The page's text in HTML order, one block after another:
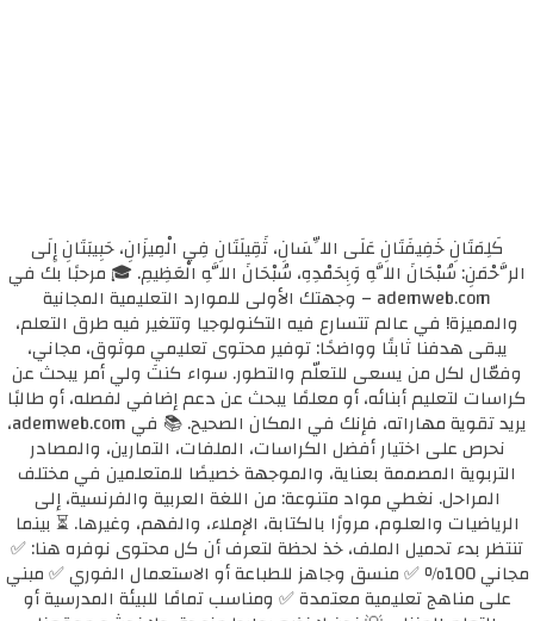
كَلِمَتَانِ خَفِيفَتَانِ عَلَى اللِّسَانِ، ثَقِيلَتَانِ فِي الْمِيزَانِ، حَبِيبَتَانِ إِلَى
الرَّحْمَنِ: سُبْحَانَ اللَّهِ وَبِحَمْدِهِ، سُبْحَانَ اللَّهِ الْعَظِيمِ. 🎓 مرحبًا بك في
ademweb.com – وجهتك الأولى للموارد التعليمية المجانية
والمميزة! في عالم تتسارع فيه التكنولوجيا وتتغير فيه طرق التعلم،
يبقى هدفنا ثابتًا وواضحًا: توفير محتوى تعليمي موثوق، مجاني،
وفعّال لكل من يسعى للتعلّم والتطور. سواء كنتَ ولي أمر يبحث عن
كراسات لتعليم أبنائه، أو معلمًا يبحث عن دعم إضافي لفصله، أو طالبًا
يريد تقوية مهاراته، فإنك في المكان الصحيح. 📚 في ademweb.com،
نحرص على اختيار أفضل الكراسات، الملفات، التمارين، والمصادر
التربوية المصممة بعناية، والموجهة خصيصًا للمتعلمين في مختلف
المراحل. نغطي مواد متنوعة: من اللغة العربية والفرنسية، إلى
الرياضيات والعلوم، مرورًا بالكتابة، الإملاء، والفهم، وغيرها. ⏳ بينما
تنتظر بدء تحميل الملف، خذ لحظة لتعرف أن كل محتوى نوفره هنا: ✅
مجاني 100٪ ✅ منسق وجاهز للطباعة أو الاستعمال الفوري ✅ مبني
على مناهج تعليمية معتمدة ✅ ومناسب تمامًا للبيئة المدرسية أو